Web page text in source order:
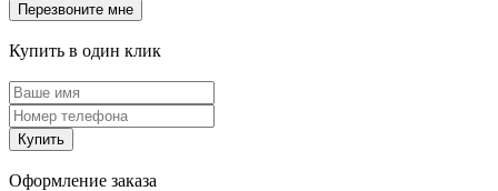
Перезвоните мне
Купить в один клик
Купить
Оформление заказа